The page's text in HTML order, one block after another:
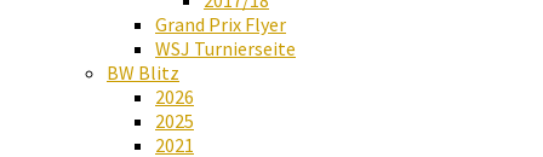
Grand Prix Flyer
WSJ Turnierseite
BW Blitz
2026
2025
2021